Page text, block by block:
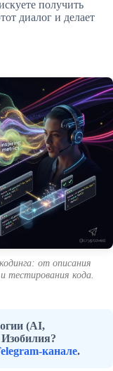
получить
диалог и делает
от описания
тестирования кода.
(AI,
канале.